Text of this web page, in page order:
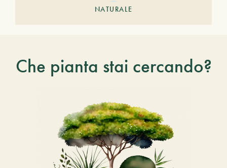
NATURALE
Che pianta stai cercando?